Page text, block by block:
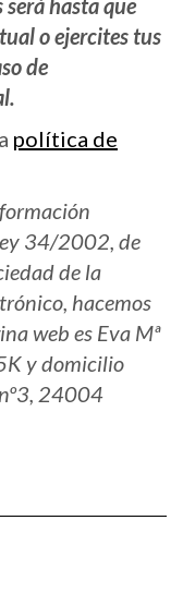
hasta que
o ejercites tus
de
política de
34/2002, de
de la
hacemos
web es Eva Mª
y domicilio
24004